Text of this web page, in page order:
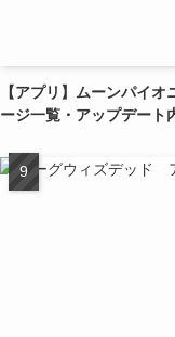
【アプリ】ムーンパイ
ージ一覧・アップデート